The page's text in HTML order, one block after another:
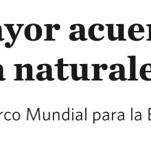
Mundial para la